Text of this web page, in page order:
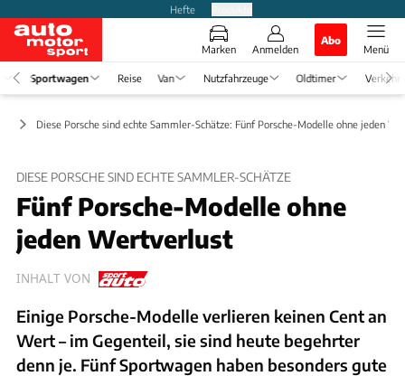
Hefte
Marken Anmelden
Abo
Menü
Sportwagen Reise Van Nutzfahrzeuge Oldtimer Verkehr
Diese Porsche sind echte Sammler-Schätze: Fünf Porsche-Modelle ohne jeden
DIESE PORSCHE SIND ECHTE SAMMLER-SCHÄTZE
Fünf Porsche-Modelle ohne
jeden Wertverlust
INHALT VON
Einige Porsche-Modelle verlieren keinen Cent an
Wert – im Gegenteil, sie sind heute begehrter
denn je. Fünf Sportwagen haben besonders gute